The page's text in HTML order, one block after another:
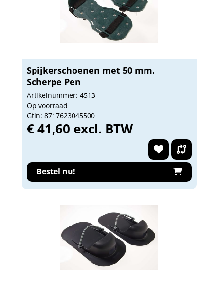
Spijkerschoenen met 50 mm.
Scherpe Pen
Artikelnummer: 4513
Op voorraad
Gtin: 8717623045500
€ 41,60 excl. BTW
Bestel nu!